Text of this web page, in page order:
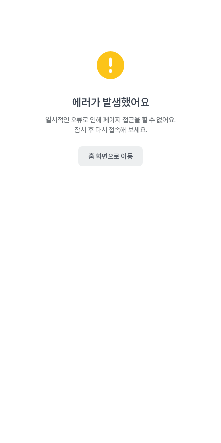
에러가 발생했어요
일시적인 오류로 인해 페이지 접근을 할 수 없어요.
잠시 후 다시 접속해 보세요.
홈 화면으로 이동